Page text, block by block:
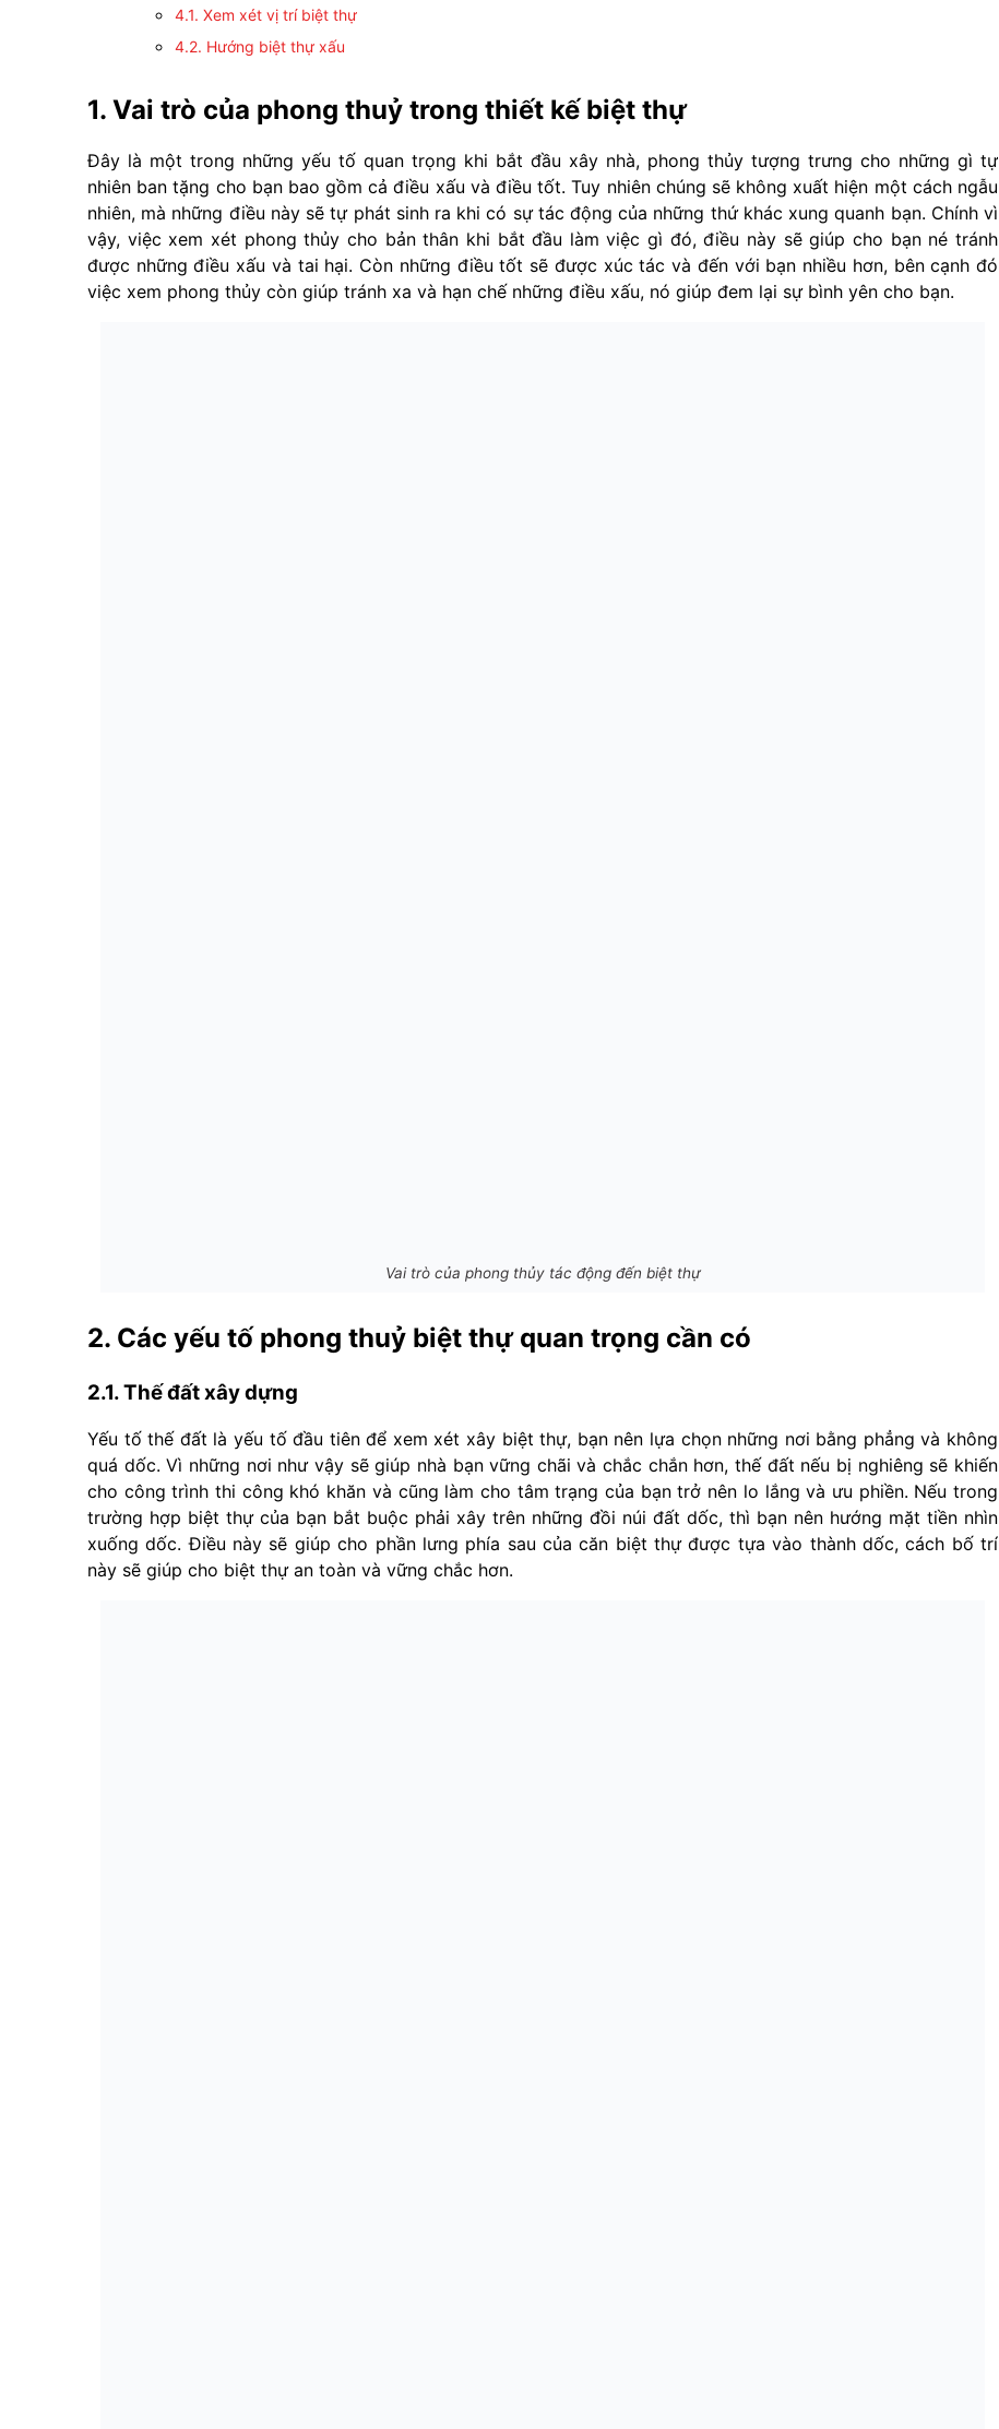
4.1. Xem xét vị trí biệt thự
4.2. Hướng biệt thự xấu
1. Vai trò của phong thuỷ trong thiết kế biệt thự
Đây là một trong những yếu tố quan trọng khi bắt đầu xây nhà, phong thủy tượng trưng cho những gì tự
nhiên ban tặng cho bạn bao gồm cả điều xấu và điều tốt. Tuy nhiên chúng sẽ không xuất hiện một cách ngẫu
nhiên, mà những điều này sẽ tự phát sinh ra khi có sự tác động của những thứ khác xung quanh bạn. Chính vì
vậy, việc xem xét phong thủy cho bản thân khi bắt đầu làm việc gì đó, điều này sẽ giúp cho bạn né tránh
được những điều xấu và tai hại. Còn những điều tốt sẽ được xúc tác và đến với bạn nhiều hơn, bên cạnh đó
việc xem phong thủy còn giúp tránh xa và hạn chế những điều xấu, nó giúp đem lại sự bình yên cho bạn.
Vai trò của phong thủy tác động đến biệt thự
2. Các yếu tố phong thuỷ biệt thự quan trọng cần có
2.1. Thế đất xây dựng
Yếu tố thế đất là yếu tố đầu tiên để xem xét xây biệt thự, bạn nên lựa chọn những nơi bằng phẳng và không
quá dốc. Vì những nơi như vậy sẽ giúp nhà bạn vững chãi và chắc chắn hơn, thế đất nếu bị nghiêng sẽ khiến
cho công trình thi công khó khăn và cũng làm cho tâm trạng của bạn trở nên lo lắng và ưu phiền. Nếu trong
trường hợp biệt thự của bạn bắt buộc phải xây trên những đồi núi đất dốc, thì bạn nên hướng mặt tiền nhìn
xuống dốc. Điều này sẽ giúp cho phần lưng phía sau của căn biệt thự được tựa vào thành dốc, cách bố trí
này sẽ giúp cho biệt thự an toàn và vững chắc hơn.